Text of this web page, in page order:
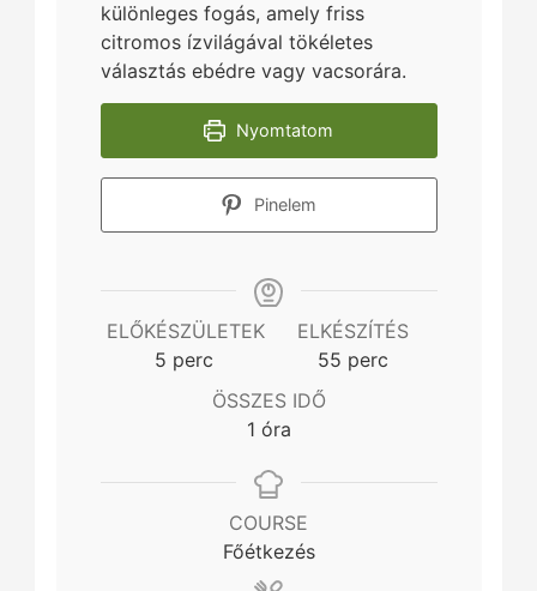
különleges fogás, amely friss
citromos ízvilágával tökéletes
választás ebédre vagy vacsorára.
Nyomtatom
Pinelem
ELŐKÉSZÜLETEK
5 minutes
perc
ELKÉSZÍTÉS
55minutes
perc
ÖSSZES IDŐ
1hour
óra
COURSE
Főétkezés